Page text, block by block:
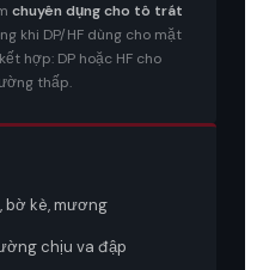
chuyên dụng cho tô trát
khi DP/HF dùng cho mặt
hợp: DP hoặc HF cho
thấp.
bờ kè, mương
chịu va đập